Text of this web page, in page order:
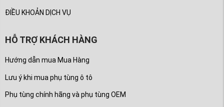
ĐIỀU KHOẢN DỊCH VỤ
HỖ TRỢ KHÁCH HÀNG
Hướng dẫn mua Mua Hàng
Lưu ý khi mua phụ tùng ô tô
Phụ tùng chính hãng và phụ tùng OEM